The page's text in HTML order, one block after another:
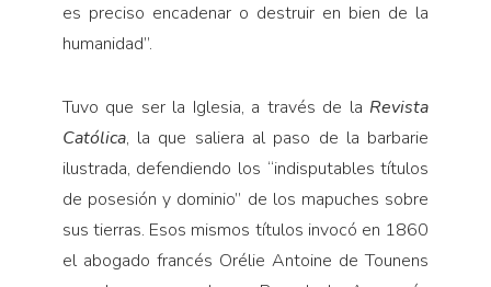
es preciso encadenar o destruir en bien de la
humanidad”.
Tuvo que ser la Iglesia, a través de la Revista
Católica, la que saliera al paso de la barbarie
ilustrada, defendiendo los “indisputables títulos
de posesión y dominio” de los mapuches sobre
sus tierras. Esos mismos títulos invocó en 1860
el abogado francés Orélie Antoine de Tounens